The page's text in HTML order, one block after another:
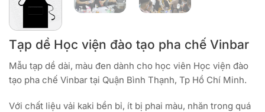
Tạp dề Học viện đào tạo pha chế Vinbar
Mẫu tạp dề dài, màu đen dành cho học viên Học viện đào
tạo pha chế Vinbar tại Quận Bình Thạnh, Tp Hồ Chí Minh.
Với chất liệu vải kaki bền bỉ, ít bị phai màu, nhăn trong quá